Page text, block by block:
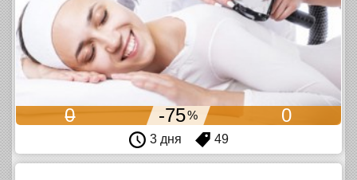
0 -75% 0
3 дня 49